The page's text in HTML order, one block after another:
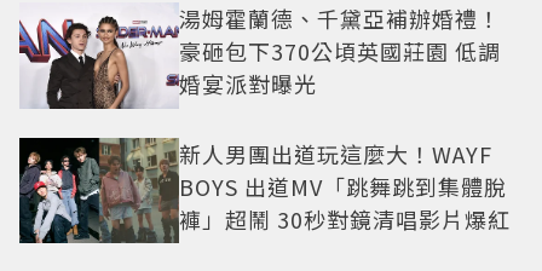
湯姆霍蘭德、千黛亞補辦婚禮！
豪砸包下370公頃英國莊園 低調
婚宴派對曝光
新人男團出道玩這麼大！WAYF
BOYS 出道MV「跳舞跳到集體脫
褲」超鬧 30秒對鏡清唱影片爆紅